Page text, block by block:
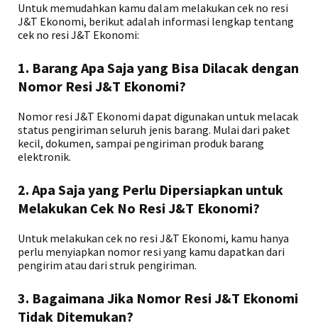
Untuk memudahkan kamu dalam melakukan cek no resi
J&T Ekonomi, berikut adalah informasi lengkap tentang
cek no resi J&T Ekonomi:
1. Barang Apa Saja yang Bisa Dilacak dengan
Nomor Resi J&T Ekonomi?
Nomor resi J&T Ekonomi dapat digunakan untuk melacak
status pengiriman seluruh jenis barang. Mulai dari paket
kecil, dokumen, sampai pengiriman produk barang
elektronik.
2. Apa Saja yang Perlu Dipersiapkan untuk
Melakukan Cek No Resi J&T Ekonomi?
Untuk melakukan cek no resi J&T Ekonomi, kamu hanya
perlu menyiapkan nomor resi yang kamu dapatkan dari
pengirim atau dari struk pengiriman.
3. Bagaimana Jika Nomor Resi J&T Ekonomi
Tidak Ditemukan?